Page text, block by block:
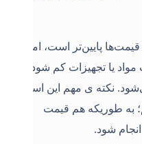
پایین‌تر است، اما
یا تجهیزات کم شود که
نکته ی مهم این است
به طوریکه هم قیمت
شود.